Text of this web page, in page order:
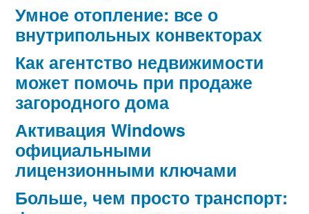
Умное отопление: все о
внутрипольных конвекторах
Как агентство недвижимости
может помочь при продаже
загородного дома
Активация Windows
официальными
лицензионными ключами
Больше, чем просто транспорт: